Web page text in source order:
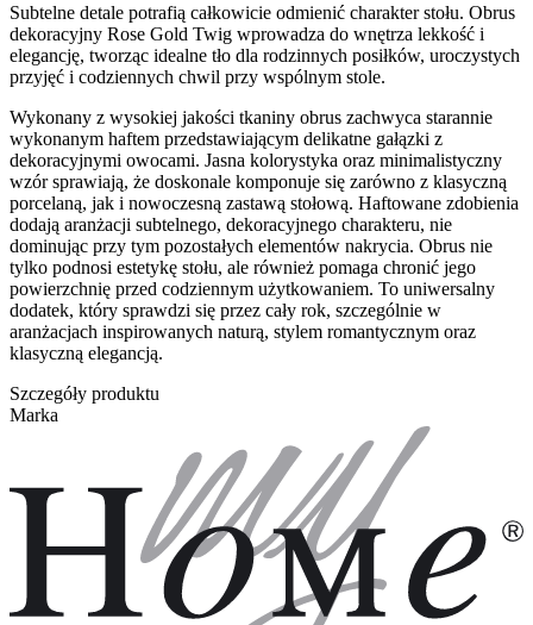
Subtelne detale potrafią całkowicie odmienić charakter stołu. Obrus
dekoracyjny Rose Gold Twig wprowadza do wnętrza lekkość i
elegancję, tworząc idealne tło dla rodzinnych posiłków, uroczystych
przyjęć i codziennych chwil przy wspólnym stole.
Wykonany z wysokiej jakości tkaniny obrus zachwyca starannie
wykonanym haftem przedstawiającym delikatne gałązki z
dekoracyjnymi owocami. Jasna kolorystyka oraz minimalistyczny
wzór sprawiają, że doskonale komponuje się zarówno z klasyczną
porcelaną, jak i nowoczesną zastawą stołową. Haftowane zdobienia
dodają aranżacji subtelnego, dekoracyjnego charakteru, nie
dominując przy tym pozostałych elementów nakrycia. Obrus nie
tylko podnosi estetykę stołu, ale również pomaga chronić jego
powierzchnię przed codziennym użytkowaniem. To uniwersalny
dodatek, który sprawdzi się przez cały rok, szczególnie w
aranżacjach inspirowanych naturą, stylem romantycznym oraz
klasyczną elegancją.
Szczegóły produktu
Marka